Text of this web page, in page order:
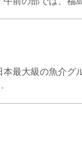
最大級の魚介グ